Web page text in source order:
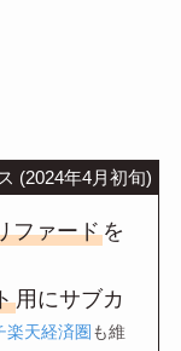
(2024年4月初旬)
ファードを
用にサブカ
楽天経済圏 も維